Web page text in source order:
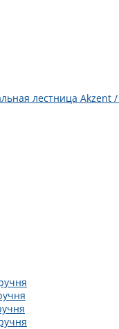
лестница Akzent